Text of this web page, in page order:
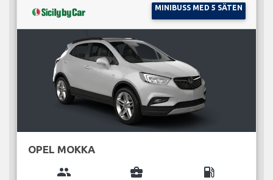
MINIBUSS MED 5 SÄTEN
OPEL MOKKA
group business_center local_gas_station